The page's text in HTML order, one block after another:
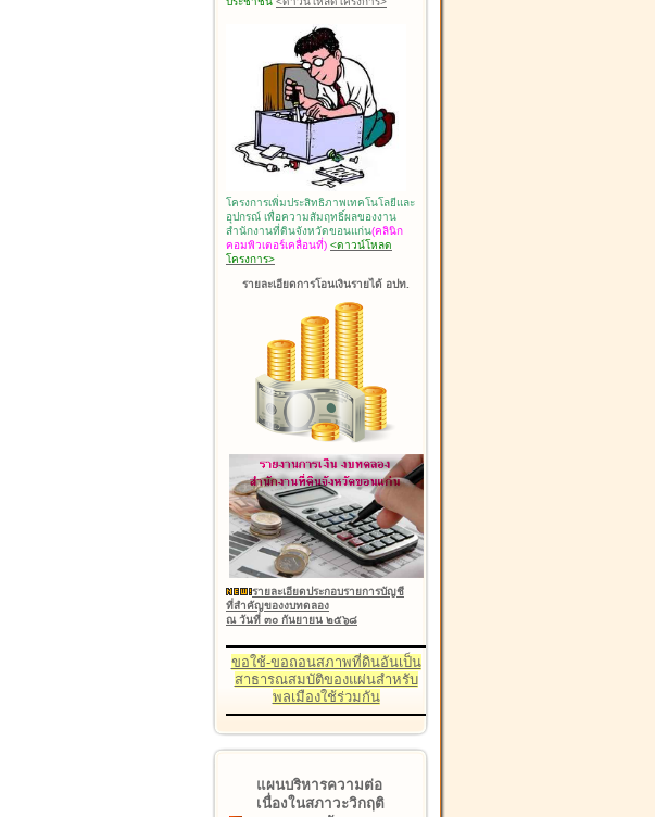
โครงการเพิ่มประสิทธิภาพเทคโนโลยีและ
อุปกรณ์ เพื่อความสัมฤทธิ์ผลของงาน
สำนักงานที่ดินจังหวัดขอนแก่น(คลินิก
คอมพิวเตอร์เคลื่อนที่) <ดาวน์โหลด
โครงการ>
รายละเอียดการโอนเงินรายได้ อปท.
รายละเอียดประกอบรายการบัญชี
ที่สำคัญของงบทดลอง
ณ วันที่ ๓๐ กันยายน ๒๕๖๘
ขอใช้-ขอถอนสภาพที่ดินอันเป็น
สาธารณสมบัติของแผ่นสำหรับ
พลเมืองใช้ร่วมกัน
แผนบริหารความต่อ
เนื่องในสภาวะวิกฤติ